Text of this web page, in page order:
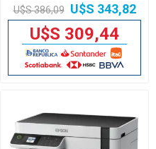
U$S 386,09 U$S 343,82
U$S 309,44